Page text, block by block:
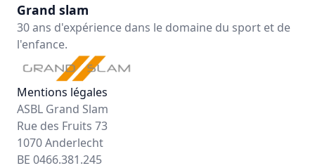
Grand slam
30 ans d'expérience dans le domaine du sport et de
l'enfance.
Mentions légales
ASBL Grand Slam
Rue des Fruits 73
1070 Anderlecht
BE 0466.381.245